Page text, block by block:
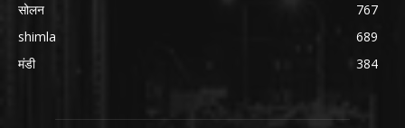
सोलन
767
shimla
689
मंडी
384